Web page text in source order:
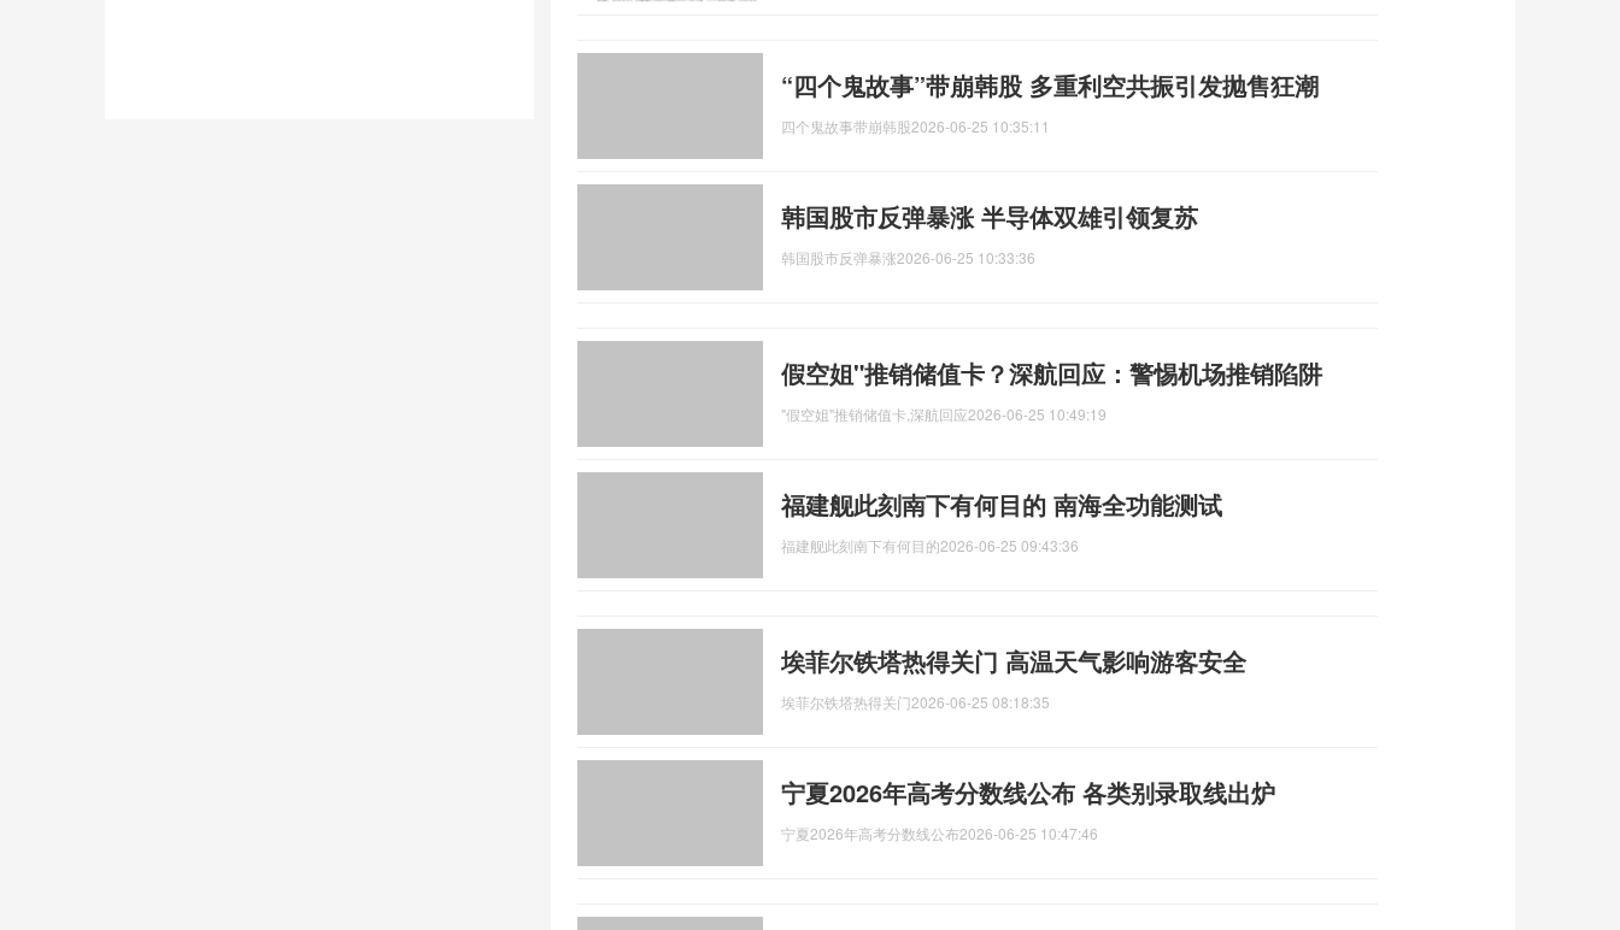
“四个鬼故事”带崩韩股 多重利空共振引发抛售狂潮
四个鬼故事带崩韩股2026-06-25 10:35:11
韩国股市反弹暴涨 半导体双雄引领复苏
韩国股市反弹暴涨2026-06-25 10:33:36
假空姐"推销储值卡？深航回应：警惕机场推销陷阱
"假空姐"推销储值卡,深航回应2026-06-25 10:49:19
福建舰此刻南下有何目的 南海全功能测试
福建舰此刻南下有何目的2026-06-25 09:43:36
埃菲尔铁塔热得关门 高温天气影响游客安全
埃菲尔铁塔热得关门2026-06-25 08:18:35
宁夏2026年高考分数线公布 各类别录取线出炉
宁夏2026年高考分数线公布2026-06-25 10:47:46